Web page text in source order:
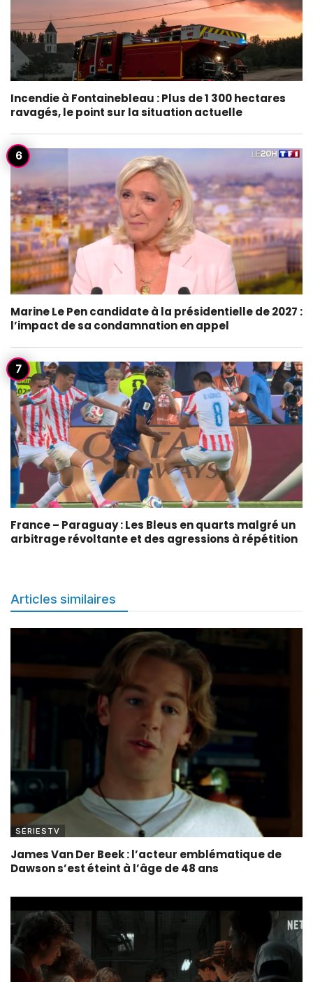
Incendie à Fontainebleau : Plus de 1 300 hectares
ravagés, le point sur la situation actuelle
Marine Le Pen candidate à la présidentielle de 2027 :
l’impact de sa condamnation en appel
France – Paraguay : Les Bleus en quarts malgré un
arbitrage révoltante et des agressions à répétition
Articles similaires
SÉRIESTV
James Van Der Beek : l’acteur emblématique de
Dawson s’est éteint à l’âge de 48 ans